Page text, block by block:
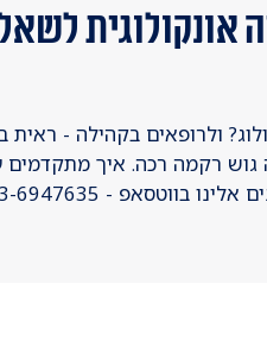
אונקולוגית
ולרופאים בקהילה -
גוש רקמה רכה. איך מתקדמים